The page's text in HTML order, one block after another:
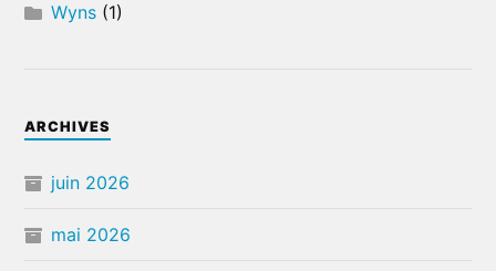
Wyns (1)
ARCHIVES
juin 2026
mai 2026